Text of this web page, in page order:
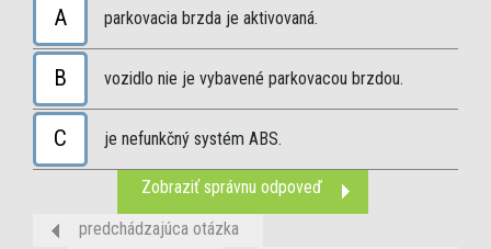
A parkovacia brzda je aktivovaná.
B vozidlo nie je vybavené parkovacou brzdou.
C je nefunkčný systém ABS.
Zobraziť správnu odpoveď
predchádzajúca otázka